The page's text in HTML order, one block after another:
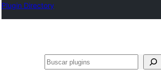
Plugin Directory
Buscar